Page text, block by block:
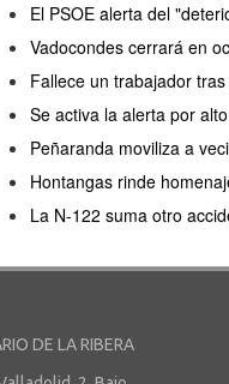
El PSOE alerta del
Vadocondes cerrará en
Fallece un trabajador
Se activa la alerta por
Peñaranda moviliza a
Hontangas rinde
La N-122 suma otro
DE LA RIBERA